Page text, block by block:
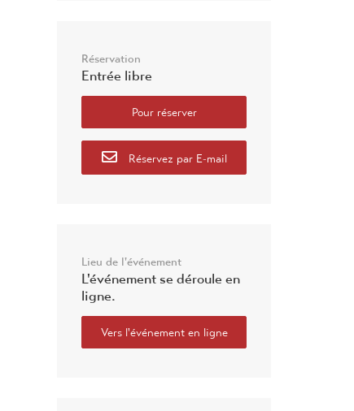
Réservation
Entrée libre
Réservez par E-mail
Lieu de l'événement
L'événement se déroule en
ligne.
Vers l'événement en ligne